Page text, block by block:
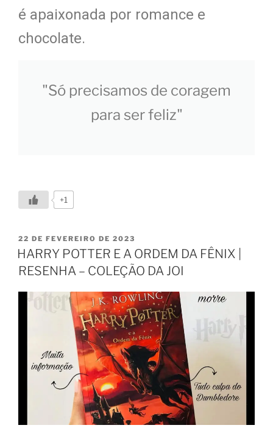
é apaixonada por romance e
chocolate.
"Só precisamos de coragem
para ser feliz"
+1
22 DE FEVEREIRO DE 2023
HARRY POTTER E A ORDEM DA FÊNIX |
RESENHA – COLEÇÃO DA JOI